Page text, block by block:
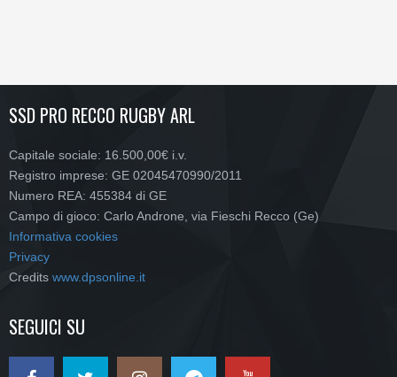
SSD PRO RECCO RUGBY ARL
Capitale sociale: 16.500,00€ i.v.
Registro imprese: GE 02045470990/2011
Numero REA: 455384 di GE
Campo di gioco: Carlo Androne, via Fieschi Recco (Ge)
Informativa cookies
Privacy
Credits www.dpsonline.it
SEGUICI SU